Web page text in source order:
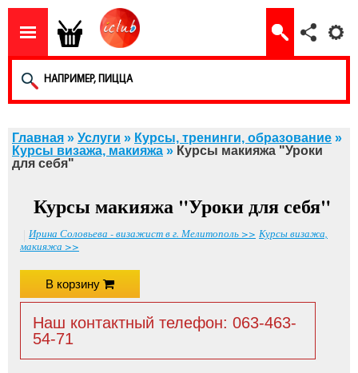
Главная » Услуги » Курсы, тренинги, образование »
Курсы визажа, макияжа » Курсы макияжа "Уроки
для себя"
Курсы макияжа "Уроки для себя"
Ирина Соловьева - визажист в г. Мелитополь >> Курсы визажа,
макияжа >>
В корзину
Наш контактный телефон: 063-463-
54-71